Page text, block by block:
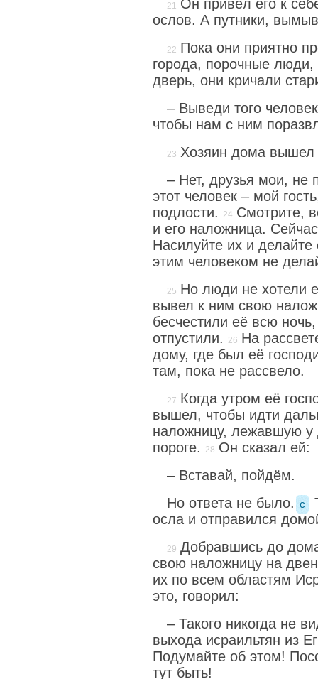
Он привёл его к
ослов. А путники,
Пока они приятно
города, порочные
дверь, они кричали
– Выведи того
чтобы нам с ним
Хозяин дома вышел
– Нет, друзья мои, не
этот человек – мой
подлости.
Смотрите,
и его наложница.
Насилуйте их и
этим человеком не
Но люди не хотели
вывел к ним свою
бесчестили её всю
отпустили.
На
дому, где был её
там, пока не рассвело.
Когда утром её
вышел, чтобы идти
наложницу, лежавшую у
пороге.
Он сказал ей:
– Вставай, пойдём.
Но ответа не было. c
осла и отправился
Добравшись до
свою наложницу на
их по всем областям
это, говорил:
– Такого никогда не
выхода исраильтян из
Подумайте об этом!
тут быть!